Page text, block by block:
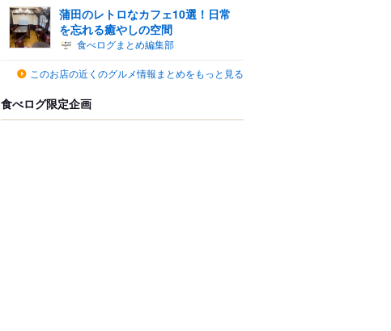
蒲田のレトロなカフェ10選！日常
を忘れる癒やしの空間
食べログまとめ編集部
このお店の近くのグルメ情報まとめをもっと見る
食べログ限定企画